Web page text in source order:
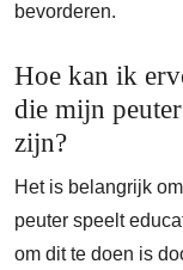
bevorderen.
Hoe kan ik
die mijn
zijn?
Het is belangrijk
peuter speelt
om dit te doen is